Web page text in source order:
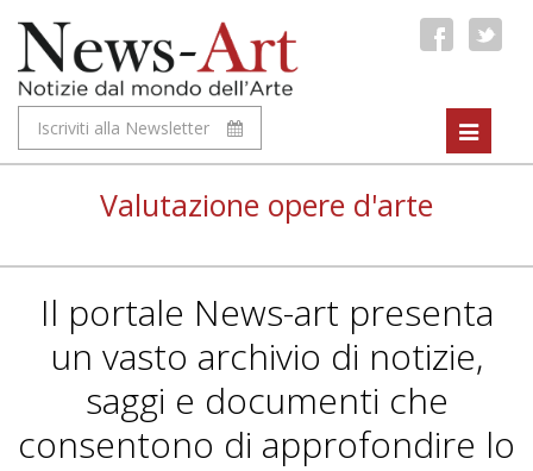
Iscriviti alla Newsletter
Toggle
Valutazione opere d'arte
Il portale News-art presenta
un vasto archivio di notizie,
saggi e documenti che
consentono di approfondire lo